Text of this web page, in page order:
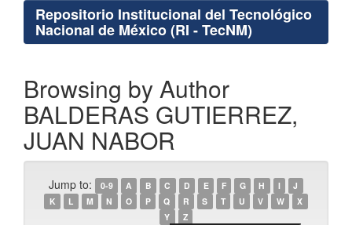
Repositorio Institucional del Tecnológico
Nacional de México (RI - TecNM)
Browsing by Author
BALDERAS GUTIERREZ,
JUAN NABOR
Jump to: 0-9 A B C D E F G H I
J
K
L M N O P Q R S T U V W
X
Y
Z